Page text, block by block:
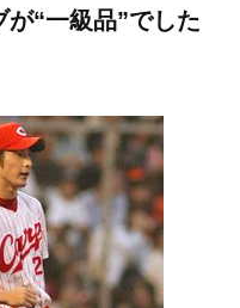
“一級品”でした